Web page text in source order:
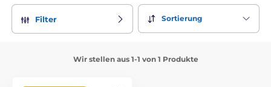
Filter Sortierung
Wir stellen aus 1-1 von 1 Produkte